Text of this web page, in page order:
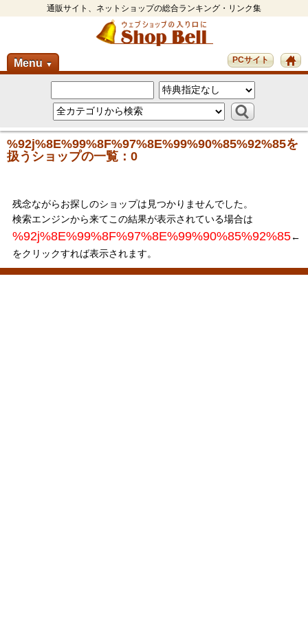
通販サイト、ネットショップの総合ランキング・リンク集
Menu ▼ PCサイト
%92j%8E%99%8F%97%8E%99%90%85%92%85を
扱うショップの一覧：0
残念ながらお探しのショップは見つかりませんでした。
検索エンジンから来てこの結果が表示されている場合は
%92j%8E%99%8F%97%8E%99%90%85%92%85←
をクリックすれば表示されます。